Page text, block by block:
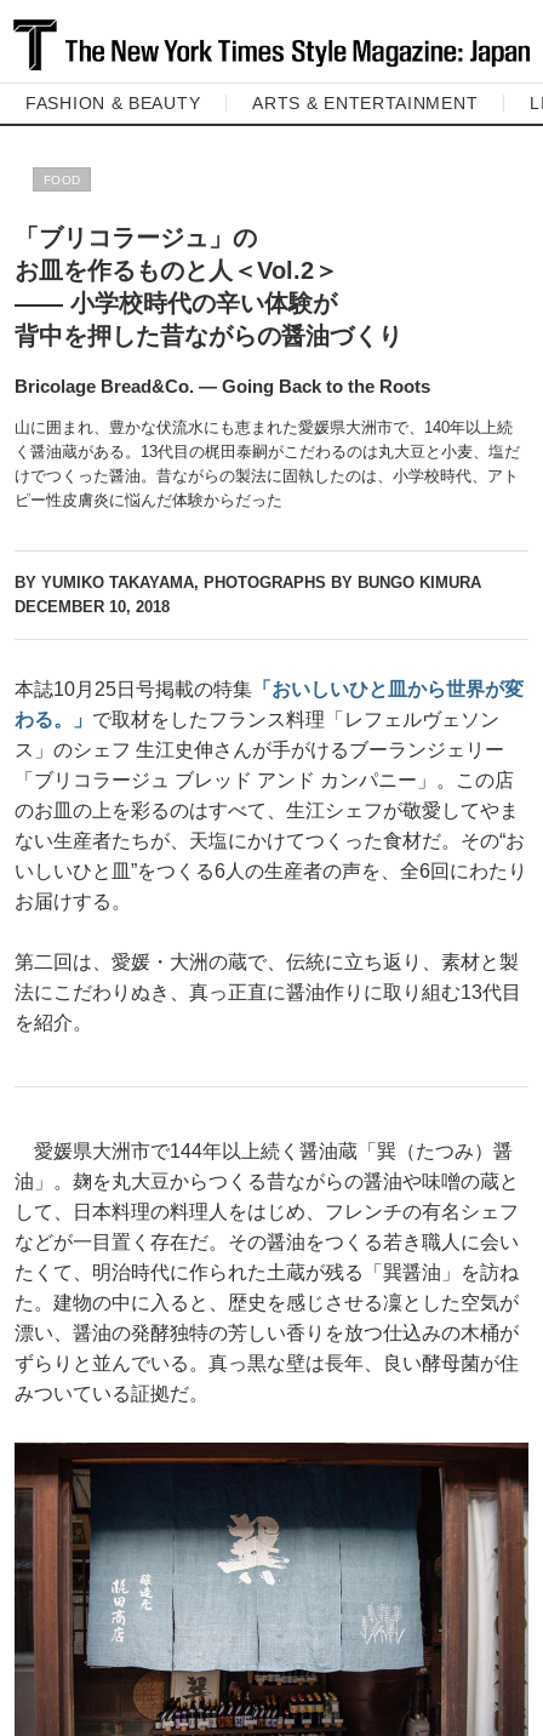
FASHION & BEAUTY ARTS & ENTERTAINMENT
FOOD
「ブリコラージュ」の
お皿を作るものと人＜Vol.2＞
―― 小学校時代の辛い体験が
背中を押した昔ながらの醤油づくり
Bricolage Bread&Co. ― Going Back to the Roots
山に囲まれ、豊かな伏流水にも恵まれた愛媛県大洲市で、140年以上続
く醤油蔵がある。13代目の梶田泰嗣がこだわるのは丸大豆と小麦、塩だ
けでつくった醤油。昔ながらの製法に固執したのは、小学校時代、アト
ピー性皮膚炎に悩んだ体験からだった
BY YUMIKO TAKAYAMA, PHOTOGRAPHS BY BUNGO KIMURA
DECEMBER 10, 2018
本誌10月25日号掲載の特集 「おいしいひと皿から世界が変
わる。」 で取材をしたフランス料理「レフェルヴェソン
ス」のシェフ 生江史伸さんが手がけるブーランジェリー
「ブリコラージュ ブレッド アンド カンパニー」。この店
のお皿の上を彩るのはすべて、生江シェフが敬愛してやま
ない生産者たちが、天塩にかけてつくった食材だ。その“お
いしいひと皿”をつくる6人の生産者の声を、全6回にわたり
お届けする。
第二回は、愛媛・大洲の蔵で、伝統に立ち返り、素材と製
法にこだわりぬき、真っ正直に醤油作りに取り組む13代目
を紹介。
愛媛県大洲市で144年以上続く醤油蔵「巽（たつみ）醤
油」。麹を丸大豆からつくる昔ながらの醤油や味噌の蔵と
して、日本料理の料理人をはじめ、フレンチの有名シェフ
などが一目置く存在だ。その醤油をつくる若き職人に会い
たくて、明治時代に作られた土蔵が残る「巽醤油」を訪ね
た。建物の中に入ると、歴史を感じさせる凜とした空気が
漂い、醤油の発酵独特の芳しい香りを放つ仕込みの木桶が
ずらりと並んでいる。真っ黒な壁は長年、良い酵母菌が住
みついている証拠だ。